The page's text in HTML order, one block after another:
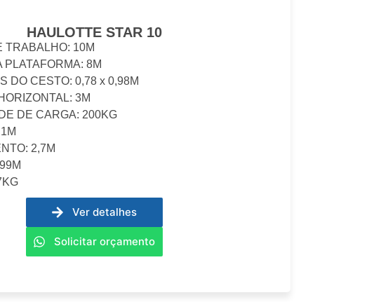
HAULOTTE STAR 10
TRABALHO: 10M
PLATAFORMA: 8M
DO CESTO: 0,78 x 0,98M
3M
DE CARGA: 200KG
2,7M
Ver detalhes
Solicitar orçamento